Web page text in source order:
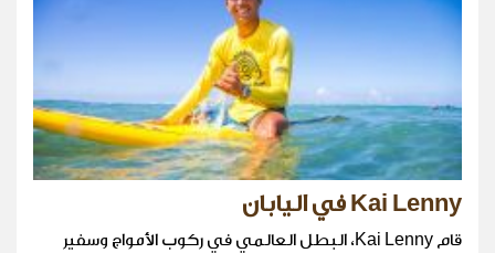
Kai Lenny في اليابان
قام Kai Lenny، البطل العالمي في ركوب الأمواج وسفير